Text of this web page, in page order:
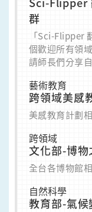
群
「Sci-Flipper
個歡迎所有領
請師長們分享
當歡迎。SF 社
動，不斷推陳
格教案、重視
一同設計出真
讓與會老師透
藝術教育
跨領域美感
美感教育計劃
跨領域
文化部-博物
全台各博物館
自然科學
教育部-氣